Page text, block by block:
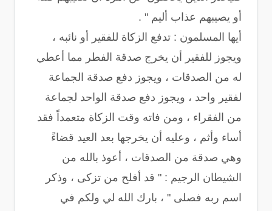
أو يصيبهم عذاب أليم " .
أيها المسلمون : تدفع الزكاة للفقير أو نائبه ،
ويجوز للفقير أن يخرج صدقة الفطر مما أعطي
له من الصدقات ، ويجوز دفع صدقة الجماعة
لفقير واحد ، ويجوز دفع صدقة الواحد لجماعة
من الفقراء ، ومن فاته وقت الزكاة متعمداً فقد
أساء وأثم ، وعليه أن يخرجها بعد العيد قضاءً
وهي صدقة من الصدقات ، أعوذ بالله من
الشيطان الرجيم : " قد أفلح من تزكى ، وذكر
اسم ربه فصلى " ، بارك الله لي ولكم في